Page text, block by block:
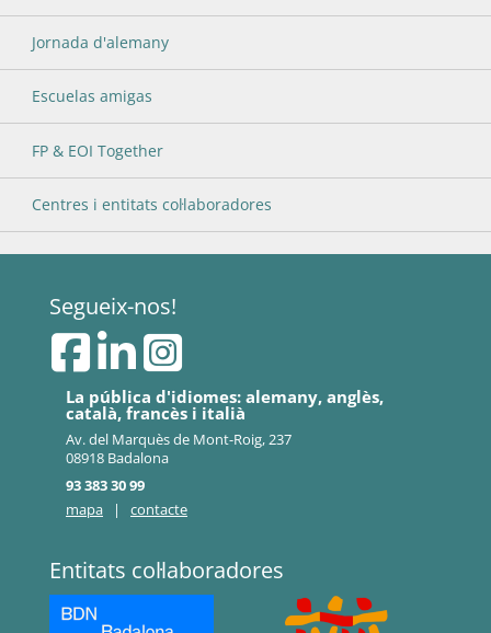
Jornada d'alemany
Escuelas amigas
FP & EOI Together
Centres i entitats col·laboradores
Segueix-nos!
La pública d'idiomes: alemany, anglès,
català, francès i italià
Av. del Marquès de Mont-Roig, 237
08918 Badalona
93 383 30 99
mapa
| contacte
Entitats col·laboradores